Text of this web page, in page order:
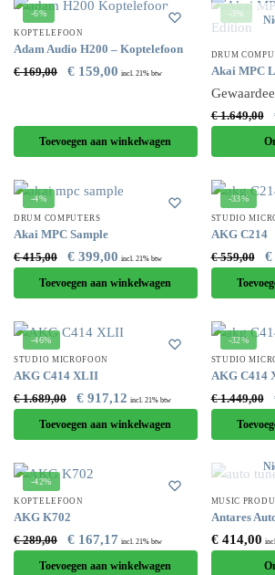
-6%
KOPTELEFOON
Adam Audio H200 – Koptelefoon
€169,00 € 159,00 incl. 21% btw
Toevoegen aan winkelwagen
-3%
DRUM
Akai MPC
€1.649,00
-4%
DRUM COMPUTERS
Akai MPC Sample
€415,00 € 399,00 incl. 21% btw
Toevoegen aan winkelwagen
-33%
STUDIO
AKG C214
€559,00 €
-46%
STUDIO MICROFOON
AKG C414 XLII
€1.689,00 € 917,12 incl. 21% btw
Toevoegen aan winkelwagen
-32%
STUDIO
AKG C414
€1.449,00
-42%
KOPTELEFOON
AKG K702
€289,00 € 167,17 incl. 21% btw
Toevoegen aan winkelwagen
MUSIC
Antares
€414,00